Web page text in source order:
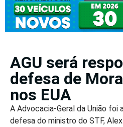
AGU será
defesa de
nos EUA
A Advocacia-Geral da União foi
defesa do ministro do STF,